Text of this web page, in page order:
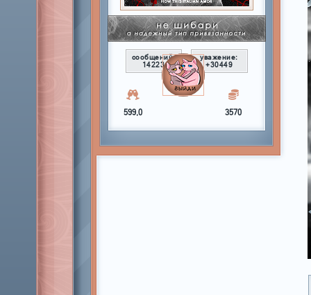
сообщений:
14223
уважение:
+30449
599,0 3570